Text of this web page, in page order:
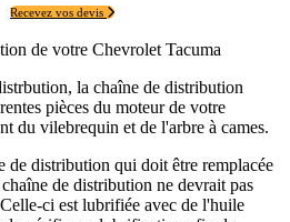
Recevez vos devis
de votre Chevrolet Tacuma
la chaîne de distribution
pièces du moteur de votre
du vilebrequin et de l'arbre à cames.
de distribution qui doit être remplacée
de distribution ne devrait pas
ci est lubrifiée avec de l'huile